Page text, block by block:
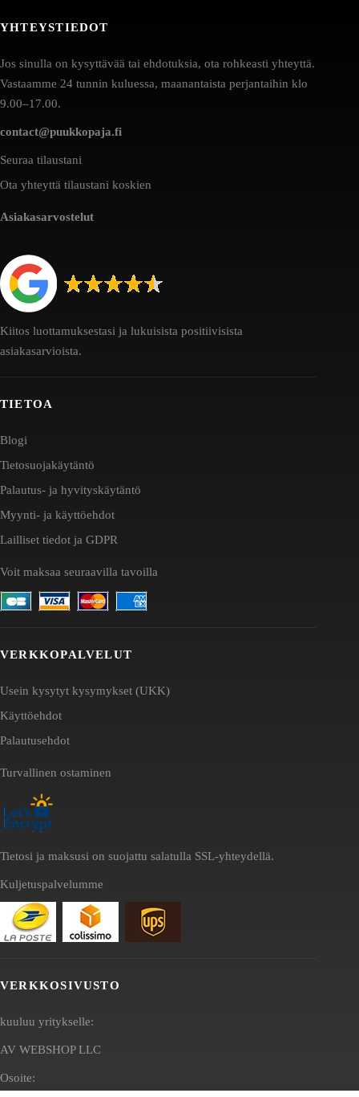
YHTEYSTIEDOT
Jos sinulla on kysyttävää tai ehdotuksia, ota rohkeasti yhteyttä.
Vastaamme 24 tunnin kuluessa, maanantaista perjantaihin klo
9.00–17.00.
contact@puukkopaja.fi
Seuraa tilaustani
Ota yhteyttä tilaustani koskien
Asiakasarvostelut
Kiitos luottamuksestasi ja lukuisista positiivisista
asiakasarvioista.
TIETOA
Blogi
Tietosuojakäytäntö
Palautus- ja hyvityskäytäntö
Myynti- ja käyttöehdot
Lailliset tiedot ja GDPR
Voit maksaa seuraavilla tavoilla
VERKKOPALVELUT
Usein kysytyt kysymykset (UKK)
Käyttöehdot
Palautusehdot
Turvallinen ostaminen
Tietosi ja maksusi on suojattu salatulla SSL-yhteydellä.
Kuljetuspalvelumme
VERKKOSIVUSTO
kuuluu yritykselle:
AV WEBSHOP LLC
Osoite: